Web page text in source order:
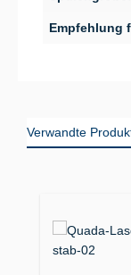
Empfehlung
Verwandte